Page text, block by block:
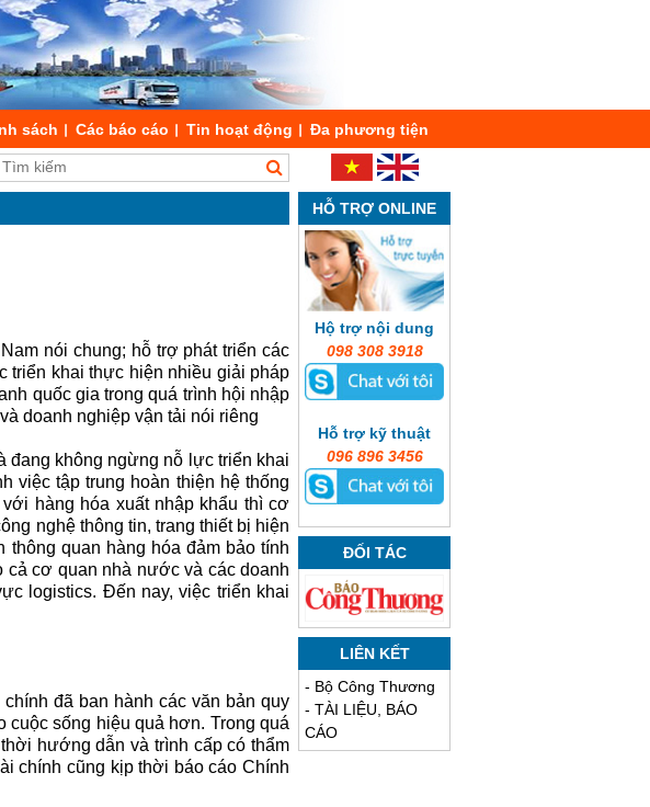
sách Các báo cáo Tin hoạt động Đa phương tiện
nói chung; hỗ trợ phát triển các
triển khai thực hiện nhiều giải pháp
quốc gia trong quá trình hội nhập
doanh nghiệp vận tải nói riêng
đang không ngừng nỗ lực triển khai
việc tập trung hoàn thiện hệ thống
hàng hóa xuất nhập khẩu thì cơ
nghệ thông tin, trang thiết bị hiện
quan hàng hóa đảm bảo tính
cả cơ quan nhà nước và các doanh
logistics. Đến nay, việc triển khai
đã ban hành các văn bản quy
sống hiệu quả hơn. Trong quá
hướng dẫn và trình cấp có thẩm
chính cũng kịp thời báo cáo Chính
HỖ TRỢ ONLINE
Hộ trợ nội dung
098 308 3918
Hỗ trợ kỹ thuật
096 896 3456
ĐỐI TÁC
LIÊN KẾT
- Bộ Công Thương
- TÀI LIỆU, BÁO
CÁO